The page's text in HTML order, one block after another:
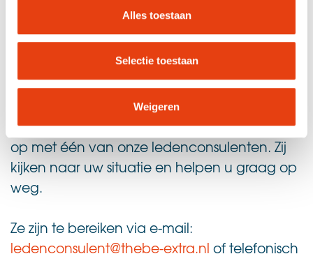
Alles toestaan
Selectie toestaan
Weigeren
Meerweten?
Ontmoet onze ledenconsultenten!
Als u vragen heeft of u wilt meer informatie
over mantelzorg, neem dan gerust contact
op met één van onze ledenconsulenten. Zij
kijken naar uw situatie en helpen u graag op
weg.
Ze zijn te bereiken via e-mail:
ledenconsulent@thebe-extra.nl of telefonisch